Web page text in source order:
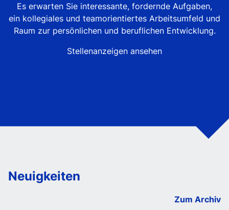
Es erwarten Sie interessante, fordernde Aufgaben,
ein kollegiales und teamorientiertes Arbeitsumfeld und
Raum zur persönlichen und beruflichen Entwicklung.
Stellenanzeigen ansehen
Neuigkeiten
Zum Archiv